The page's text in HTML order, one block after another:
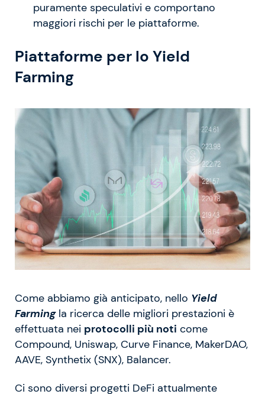
puramente speculativi e comportano
maggiori rischi per le piattaforme.
Piattaforme per lo Yield
Farming
Come abbiamo già anticipato, nello Yield
Farming la ricerca delle migliori prestazioni è
effettuata nei protocolli più noti come
Compound, Uniswap, Curve Finance, MakerDAO,
AAVE, Synthetix (SNX), Balancer.
Ci sono diversi progetti DeFi attualmente